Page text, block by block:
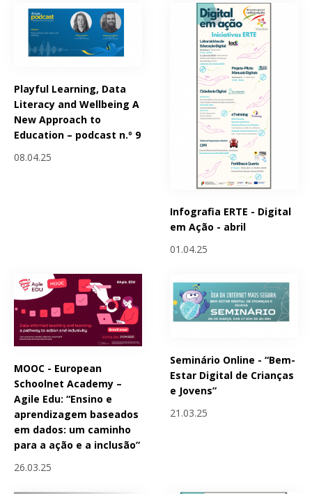
Playful Learning, Data
Literacy and Wellbeing A
New Approach to
Education – podcast n.º 9
08.04.25
Infografia ERTE - Digital
em Ação - abril
01.04.25
MOOC - European
Schoolnet Academy –
Agile Edu: “Ensino e
aprendizagem baseados
em dados: um caminho
para a ação e a inclusão”
26.03.25
Seminário Online - “Bem-
Estar Digital de Crianças
e Jovens”
21.03.25